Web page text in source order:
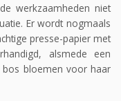
werkzaamheden niet
Er wordt nogmaals
presse-papier met
alsmede een
bloemen voor haar